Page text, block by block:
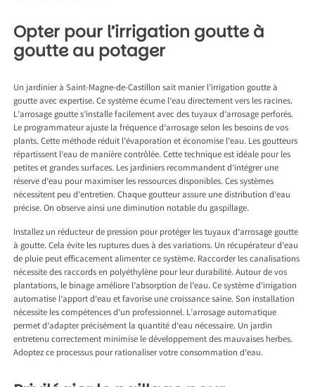
Opter pour l’irrigation goutte à
goutte au potager
Unjardinier à Saint-Magne-de-Castillon sait manier l’irrigation goutte à
goutte avec expertise. Ce système écume l’eau directement vers les racines.
L’arrosage goutte s’installe facilement avec des tuyaux d’arrosage perforés.
Le programmateur ajuste la fréquence d’arrosage selon les besoins de vos
plants. Cette méthode réduit l’évaporation et économise l’eau. Les goutteurs
répartissent l’eau de manière contrôlée. Cette technique est idéale pour les
petites et grandes surfaces. Les jardiniers recommandent d’intégrer une
réserve d’eau pour maximiser les ressources disponibles. Ces systèmes
nécessitent peu d’entretien. Chaque goutteur assure une distribution d’eau
précise. On observe ainsi une diminution notable du gaspillage.
Installez un réducteur de pression pour protéger les tuyaux d’arrosage goutte
à goutte. Cela évite les ruptures dues à des variations. Un récupérateur d’eau
de pluie peut efficacement alimenter ce système. Raccorder les canalisations
nécessite des raccords en polyéthylène pour leur durabilité. Autour de vos
plantations, le binage améliore l’absorption de l’eau. Ce système d’irrigation
automatise l’apport d’eau et favorise une croissance saine. Son installation
nécessite les compétences d’un professionnel. L’arrosage automatique
permet d’adapter précisément la quantité d’eau nécessaire. Un jardin
entretenu correctement minimise le développement des mauvaises herbes.
Adoptez ce processus pour rationaliser votre consommation d’eau.